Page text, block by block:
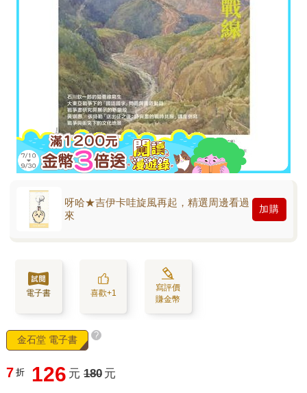
呀哈★吉伊卡哇旋風再起，精選周邊看過
來
加購
電子書 喜歡+1
寫評價
賺金幣
金石堂 電子書 ?
7 折 126 元 180 元